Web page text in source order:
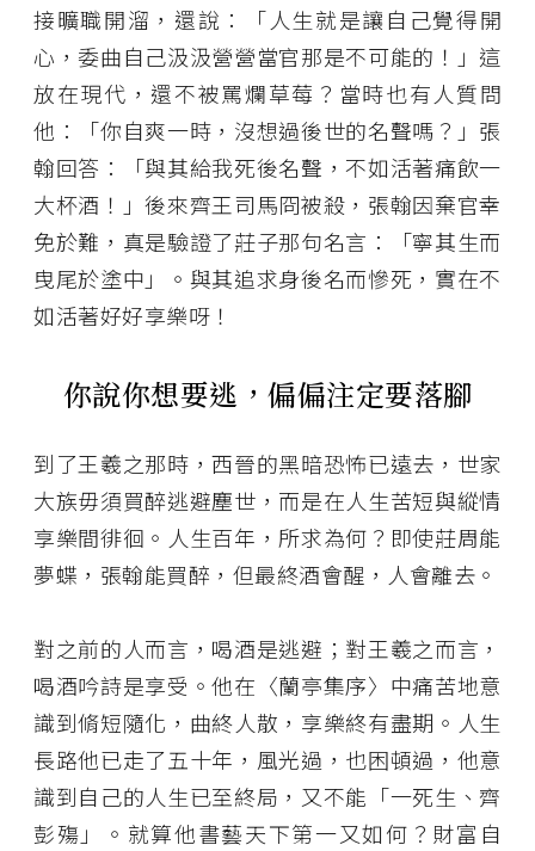
接曠職開溜，還說：「人生就是讓自己覺得開
心，委曲自己汲汲營營當官那是不可能的！」這
放在現代，還不被罵爛草莓？當時也有人質問
他：「你自爽一時，沒想過後世的名聲嗎？」張
翰回答：「與其給我死後名聲，不如活著痛飲一
大杯酒！」後來齊王司馬冏被殺，張翰因棄官幸
免於難，真是驗證了莊子那句名言：「寧其生而
曳尾於塗中」。與其追求身後名而慘死，實在不
如活著好好享樂呀！
你說你想要逃，偏偏注定要落腳
到了王羲之那時，西晉的黑暗恐怖已遠去，世家
大族毋須買醉逃避塵世，而是在人生苦短與縱情
享樂間徘徊。人生百年，所求為何？即使莊周能
夢蝶，張翰能買醉，但最終酒會醒，人會離去。
對之前的人而言，喝酒是逃避；對王羲之而言，
喝酒吟詩是享受。他在〈蘭亭集序〉中痛苦地意
識到脩短隨化，曲終人散，享樂終有盡期。人生
長路他已走了五十年，風光過，也困頓過，他意
識到自己的人生已至終局，又不能「一死生、齊
彭殤」。就算他書藝天下第一又如何？財富自